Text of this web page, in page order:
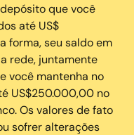
que você
até US$
forma, seu saldo em
rede, juntamente
você mantenha no
US$250.000,00 no
Os valores de fato
sofrer alterações